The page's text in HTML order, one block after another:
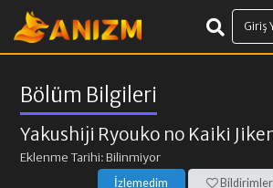
Giriş
Bölüm Bilgileri
Yakushiji Ryouko no Kaiki
Eklenme Tarihi: Bilinmiyor
İzlemedim